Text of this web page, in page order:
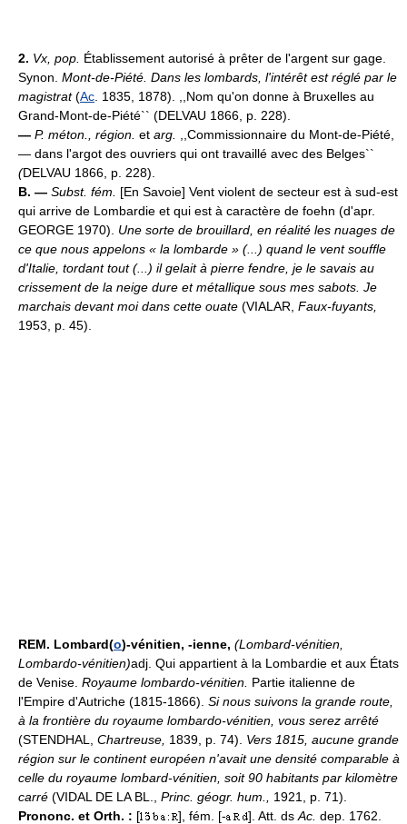
2. Vx, pop. Établissement autorisé à prêter de l'argent sur gage.
Synon. Mont-de-Piété. Dans les lombards, l'intérêt est réglé par le
magistrat(Ac . 1835, 1878). ,,Nom qu'on donne à Bruxelles au
Grand-Mont-de-Piété`` (DELVAU 1866, p. 228).
— P. méton., région. et arg.
,,Commissionnaire du Mont-de-Piété,
— dans l'argot des ouvriers qui ont travaillé avec des Belges``
(DELVAU 1866, p. 228).
B. — Subst. fém. [En Savoie] Vent violent de secteur est à sud-est
qui arrive de Lombardie et qui est à caractère de foehn (d'apr.
GEORGE 1970). Une sorte de brouillard, en réalité les nuages de
ce que nous appelons « la lombarde » (...) quand le vent souffle
d'Italie, tordant tout (...) il gelait à pierre fendre, je le savais au
crissement de la neige dure et métallique sous mes sabots. Je
marchais devant moi dans cette ouate (VIALAR, Faux-fuyants,
1953, p. 45).
REM. Lombard(o)-vénitien, -ienne, (Lombard-vénitien,
Lombardo-vénitien)adj. Qui appartient à la Lombardie et aux États
de Venise. Royaume lombardo-vénitien. Partie italienne de
l'Empire d'Autriche (1815-1866). Si nous suivons la grande route,
à la frontière du royaume lombardo-vénitien, vous serez arrêté
(STENDHAL, Chartreuse, 1839, p. 74). Vers 1815, aucune grande
région sur le continent européen n'avait une densité comparable à
celle du royaume lombard-vénitien, soit 90 habitants par kilomètre
carré (VIDAL DE LA BL., Princ. géogr. hum., 1921, p. 71).
Prononc. et Orth. : [ ], fém. [- ]. Att. ds Ac. dep. 1762.